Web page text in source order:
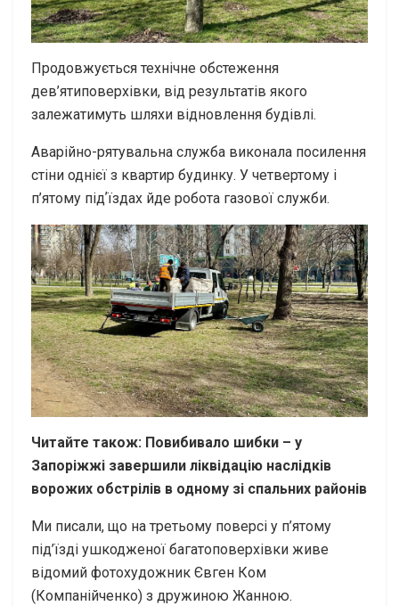
Продовжується технічне обстеження
дев’ятиповерхівки, від результатів якого
залежатимуть шляхи відновлення будівлі.
Аварійно-рятувальна служба виконала посилення
стіни однієї з квартир будинку. У четвертому і
п’ятому підʼїздах йде робота газової служби.
Читайте також: Повибивало шибки – у
Запоріжжі завершили ліквідацію наслідків
ворожих обстрілів в одному зі спальних районів
Ми писали, що на третьому поверсі у п’ятому
під’їзді ушкодженої багатоповерхівки живе
відомий фотохудожник Євген Ком
(Компанійченко) з дружиною Жанною.